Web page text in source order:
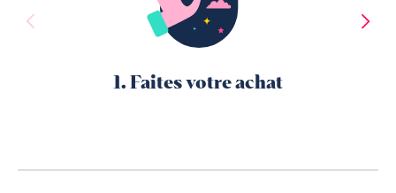
1. Faites votre achat